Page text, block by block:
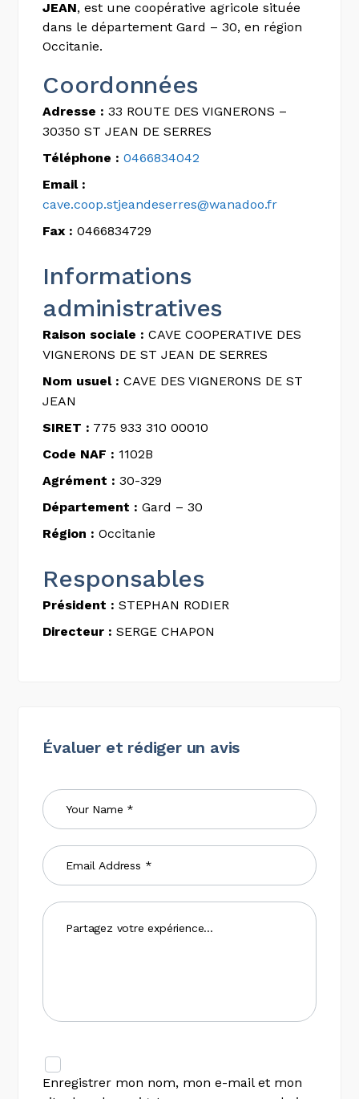
JEAN, est une coopérative agricole située
dans le département Gard – 30, en région
Occitanie.
Coordonnées
Adresse : 33 ROUTE DES VIGNERONS –
30350 ST JEAN DE SERRES
Téléphone : 0466834042
Email :
cave.coop.stjeandeserres@wanadoo.fr
Fax : 0466834729
Informations
administratives
Raison sociale : CAVE COOPERATIVE DES
VIGNERONS DE ST JEAN DE SERRES
Nom usuel : CAVE DES VIGNERONS DE ST
JEAN
SIRET : 775 933 310 00010
Code NAF : 1102B
Agrément : 30-329
Département : Gard – 30
Région : Occitanie
Responsables
Président : STEPHAN RODIER
Directeur : SERGE CHAPON
Évaluer et rédiger un avis
Enregistrer mon nom, mon e-mail et mon